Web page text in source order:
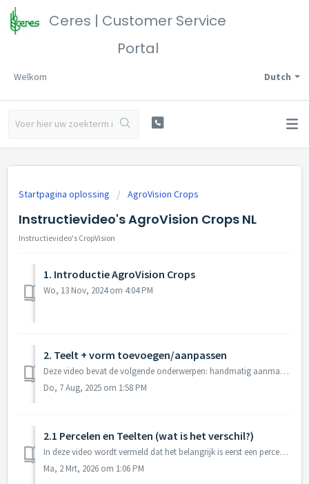
Ceres | Customer Service
Portal
Dutch
Welkom
Startpagina oplossing AgroVision Crops
Instructievideo's AgroVision Crops NL
Instructievideo's CropVision
1. Introductie AgroVision Crops
Wo, 13 Nov, 2024 om 4:04 PM
2. Teelt + vorm toevoegen/aanpassen
Deze video bevat de volgende onderwerpen: handmatig aanmaken van een teelt handmatig intekenen van een vorm op de kaart aanpassen van een vorm ko...
Do, 7 Aug, 2025 om 1:58 PM
2.1 Percelen en Teelten (wat is het verschil?)
In deze video wordt vermeld dat het belangrijk is eerst een perceel aan te maken en daarna pas de teelt. Dankzij recente aanpassingen is dit niet meer nod...
Ma, 2 Mrt, 2026 om 1:06 PM